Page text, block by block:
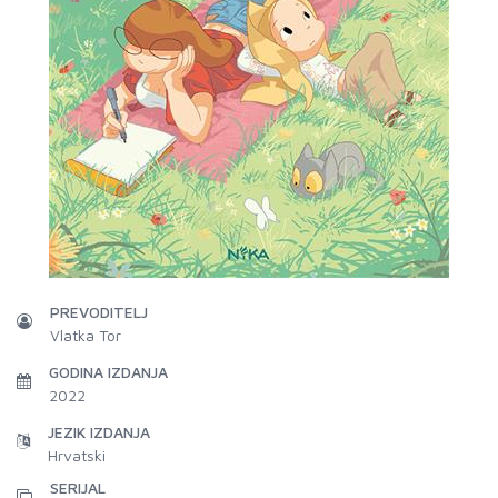
PREVODITELJ
Vlatka Tor
GODINA IZDANJA
2022
JEZIK IZDANJA
Hrvatski
SERIJAL